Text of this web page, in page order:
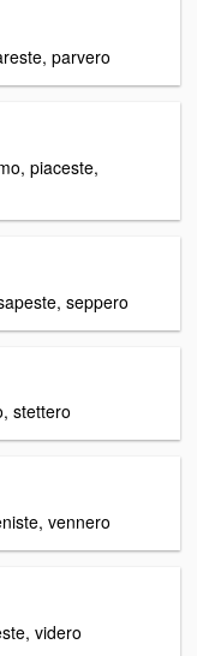
parvero
piaceste,
seppero
stettero
vennero
videro